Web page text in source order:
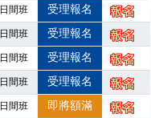
行通知
通知
日間班 受理報名
日間班 受理報名
日間班 受理報名
日間班 受理報名
日間班 即將額滿